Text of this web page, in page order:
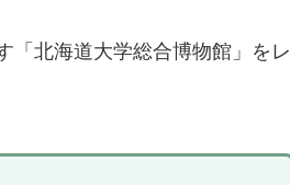
「北海道大学総合博物館」をレ